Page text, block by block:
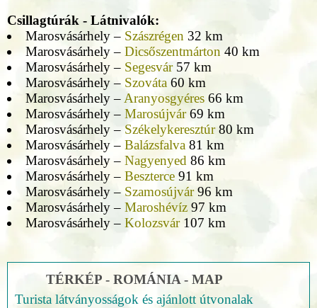
Csillagtúrák - Látnivalók:
Marosvásárhely – Szászrégen32 km
Marosvásárhely – Dicsőszentmárton 40 km
Marosvásárhely – Segesvár57 km
Marosvásárhely – Szováta60 km
Marosvásárhely –Aranyosgyéres66 km
Marosvásárhely – Marosújvár69 km
Marosvásárhely – Székelykeresztúr80 km
Marosvásárhely – Balázsfalva81 km
Marosvásárhely – Nagyenyed86 km
Marosvásárhely – Beszterce91 km
Marosvásárhely – Szamosújvár96 km
Marosvásárhely – Maroshévíz97 km
Marosvásárhely – Kolozsvár107 km
TÉRKÉP - ROMÁNIA - MAP
Turista látványosságok és ajánlott útvonalak